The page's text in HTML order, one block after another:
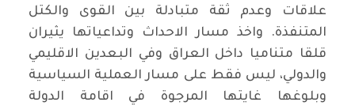
علاقات وعدم ثقة متبادلة بين القوى والكتل
المتنفذة. واخذ مسار الاحداث وتداعياتها يثيران
قلقا متناميا داخل العراق وفي البعدين الاقليمي
والدولي، ليس فقط على مسار العملية السياسية
وبلوغها غايتها المرجوة في اقامة الدولة